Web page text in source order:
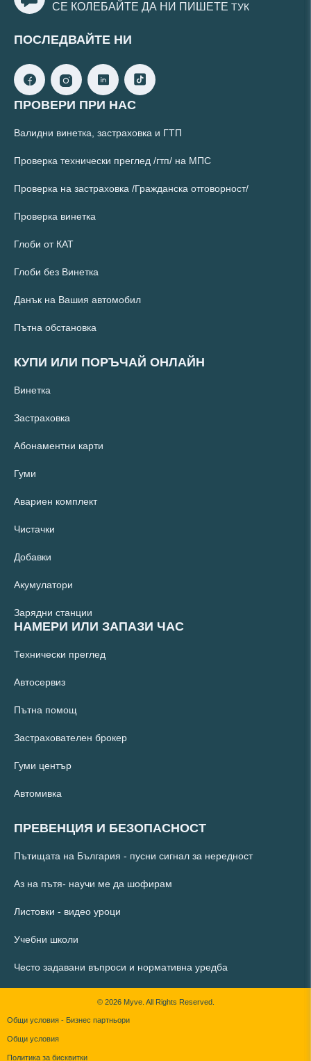
СЕ КОЛЕБАЙТЕ ДА НИ ПИШЕТЕ ТУК
ПОСЛЕДВАЙТЕ НИ
ПРОВЕРИ ПРИ НАС
Валидни винетка, застраховка и ГТП
Проверка технически преглед /гтп/ на МПС
Проверка на застраховка /Гражданска отговорност/
Проверка винетка
Глоби от КАТ
Глоби без Винетка
Данък на Вашия автомобил
Пътна обстановка
КУПИ ИЛИ ПОРЪЧАЙ ОНЛАЙН
Винетка
Застраховка
Абонаментни карти
Гуми
Авариен комплект
Чистачки
Добавки
Акумулатори
Зарядни станции
НАМЕРИ ИЛИ ЗАПАЗИ ЧАС
Технически преглед
Автосервиз
Пътна помощ
Застрахователен брокер
Гуми център
Автомивка
ПРЕВЕНЦИЯ И БЕЗОПАСНОСТ
Пътищата на България - пусни сигнал за нередност
Аз на пътя- научи ме да шофирам
Листовки - видео уроци
Учебни школи
Често задавани въпроси и нормативна уредба
© 2026 Myve. All Rights Reserved.
Общи условия - Бизнес партньори
Общи условия
Политика за бисквитки